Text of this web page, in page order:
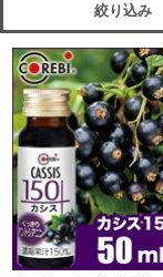
絞り込み